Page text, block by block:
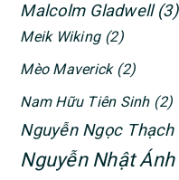
Malcolm Gladwell (3)
Meik Wiking (2)
Mèo Maverick (2)
Nam Hữu Tiên Sinh (2)
Nguyễn Ngọc Thạch
Nguyễn Nhật Ánh